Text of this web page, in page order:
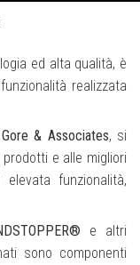
ed alta qualità, è
realizzata
Gore & Associates, si
e alle migliori
funzionalità,
e altri
sono componenti